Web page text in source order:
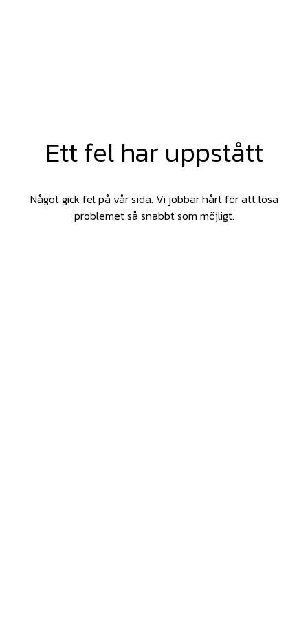
Ett fel har uppstått
Något gick fel på vår sida. Vi jobbar hårt för att lösa
problemet så snabbt som möjligt.